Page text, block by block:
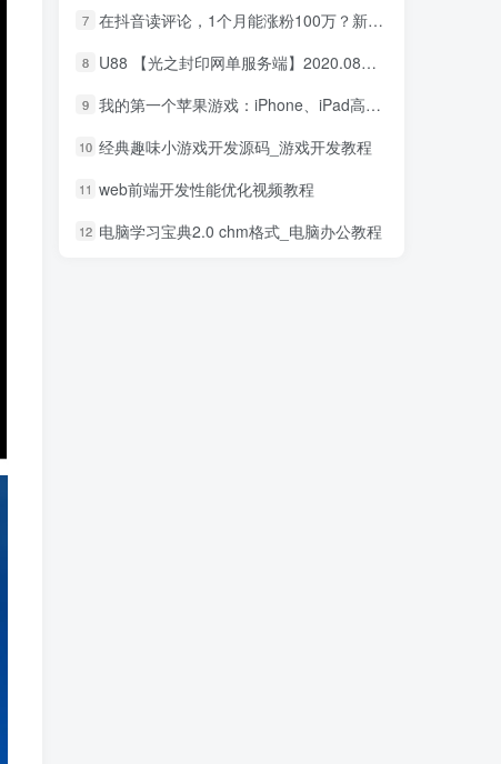
7 在抖音读评论，1个月能涨粉100万？新的财富密码
8 U88 【光之封印网单服务端】2020.08最新整理修复版一键安装游戏客户端
9 我的第一个苹果游戏：iPhone、iPad高端3D游戏从创意到App Store全程实录_游戏开发教程
10 经典趣味小游戏开发源码_游戏开发教程
11 web前端开发性能优化视频教程
12 电脑学习宝典2.0 chm格式_电脑办公教程